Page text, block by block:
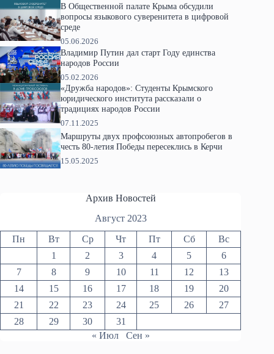
В Общественной палате Крыма обсудили
вопросы языкового суверенитета в цифровой
среде
05.06.2026
Владимир Путин дал старт Году единства
народов России
05.02.2026
«Дружба народов»: Студенты Крымского
юридического института рассказали о
традициях народов России
07.11.2025
Маршруты двух профсоюзных автопробегов в
честь 80-летия Победы пересеклись в Керчи
15.05.2025
Архив Новостей
Август 2023
Пн Вт Ср Чт Пт Сб
Вс
1
2 3 4 5
6
7
8 9 10 11 12
13
14
15 16 17 18 19
20
21
22 23 24 25 26
27
28
29 30
31
« Июл
Сен »